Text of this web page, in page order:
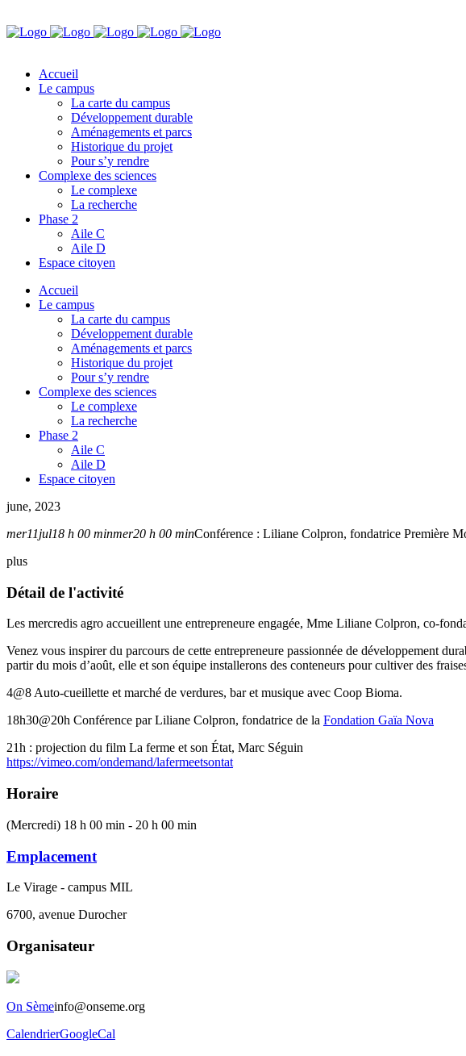
Accueil
Le campus
La carte du campus
Développement durable
Aménagements et parcs
Historique du projet
Pour s’y rendre
Complexe des sciences
Le complexe
La recherche
Phase 2
Aile C
Aile D
Espace citoyen
Accueil
Le campus
La carte du campus
Développement durable
Aménagements et parcs
Historique du projet
Pour s’y rendre
Complexe des sciences
Le complexe
La recherche
Phase 2
Aile C
Aile D
Espace citoyen
june, 2023
mer11jul18 h 00 minmer20 h 00 minConférence : Liliane Colpron, fondatrice Première
plus
Détail de l'activité
Les mercredis agro accueillent une entrepreneure engagée, Mme Liliane Colpron, co-
Venez vous inspirer du parcours de cette entrepreneure passionnée de développement
partir du mois d’août, elle et son équipe installerons des conteneurs pour cultiver des
4@8 Auto-cueillette et marché de verdures, bar et musique avec Coop Bioma.
18h30@20h Conférence par Liliane Colpron, fondatrice de la Fondation Gaïa Nova
21h : projection du film La ferme et son État, Marc Séguin
https://vimeo.com/ondemand/lafermeetsontat
Horaire
(Mercredi) 18 h 00 min - 20 h 00 min
Emplacement
Le Virage - campus MIL
6700, avenue Durocher
Organisateur
On Sèmeinfo@onseme.org
CalendrierGoogleCal